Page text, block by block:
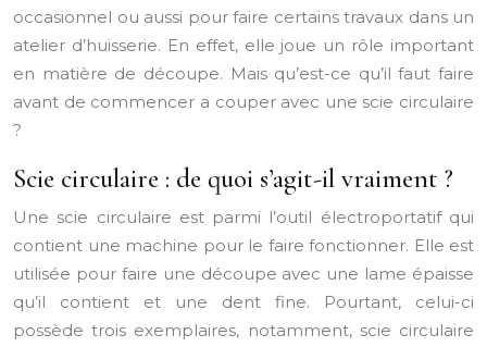
occasionnel ou aussi pour faire certains travaux dans un
atelier d’huisserie. En effet, elle joue un rôle important
en matière de découpe. Mais qu’est-ce qu’il faut faire
avant de commencer a couper avec une scie circulaire
?
Scie circulaire : de quoi s’agit-il vraiment ?
Une scie circulaire est parmi l’outil électroportatif qui
contient une machine pour le faire fonctionner. Elle est
utilisée pour faire une découpe avec une lame épaisse
qu’il contient et une dent fine. Pourtant, celui-ci
possède trois exemplaires, notamment, scie circulaire